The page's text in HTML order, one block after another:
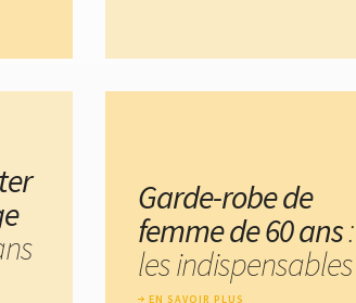
Garde-robe de
femme de 60 ans:
les indispensables
EN SAVOIR PLUS